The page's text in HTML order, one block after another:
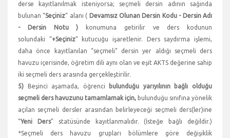
derse kayıtlanılmak isteniyorsa; seçmeli dersin adının sağında
bulunan “Seçiniz” alanı ( Devamsız Olunan Dersin Kodu - Dersin Adı
- Dersin Notu ) konumuna getirilir ve ders kodunun
solundaki “+Seçiniz” kutucuğu işaretlenir. Ders saydırma işlemi,
daha önce kayıtlanılan “seçmeli” dersin yer aldığı seçmeli ders
havuzu içerisinde, öğretim dili aynı olan ve eşit AKTS değerine sahip
iki seçmeli ders arasında gerçekleştirilir.
5) Beşinci aşamada, öğrenci
bulunduğu yarıyılının bağlı olduğu
seçmeli ders havuzunu tamamlamak için, bulunduğu sınıfına yönelik
açılan seçmeli dersler arasından belirleyeceği seçmeli ders(ler)ine
“Yeni Ders” statüsünde kayıtlanmalıdır. (İsteğe bağlı değildir.)
*Seçmeli ders havuzu grupları bölümlere göre değişiklik